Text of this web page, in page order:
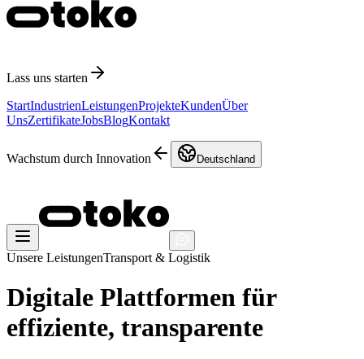
Lass uns starten
StartIndustrienLeistungenProjekteKundenÜber
UnsZertifikateJobsBlogKontakt
Wachstum durch Innovation Deutschland
Unsere LeistungenTransport & Logistik
Digitale Plattformen für
effiziente, transparente